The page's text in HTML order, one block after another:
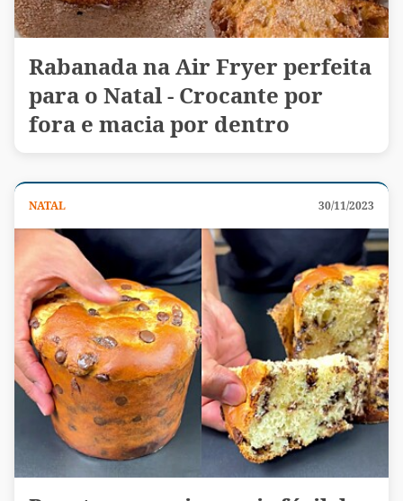
Rabanada na Air Fryer perfeita
para o Natal - Crocante por
fora e macia por dentro
NATAL 30/11/2023